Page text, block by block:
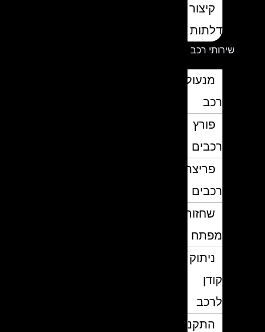
קיצור
דלתות
שירותי רכב
מנעולן
פורץ
רכבים
פריצת
רכבים
שחזור
מפתח
ניתוק
לרכב
התקנת